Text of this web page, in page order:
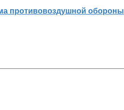
противовоздушной обороны